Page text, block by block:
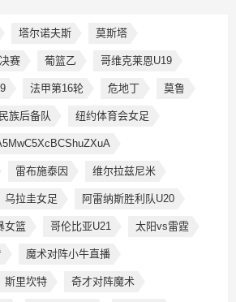
塔尔诺夫斯 莫斯塔
赛 葡篮乙 哥维克莱恩U19
法甲第16轮 危地丁 莫鲁
族后备队 纽约体育会女足
雷布施泰因 维尔拉兹尼米
乌拉圭女足 阿雷纳斯胜利队U20
女篮 哥伦比亚U21 太阳vs雷霆
魔术对阵小牛直播
斯里坎特 奇才对阵魔术